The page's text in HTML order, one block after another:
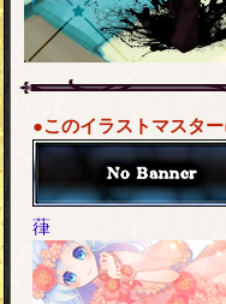
●このイラストマスタ
葎